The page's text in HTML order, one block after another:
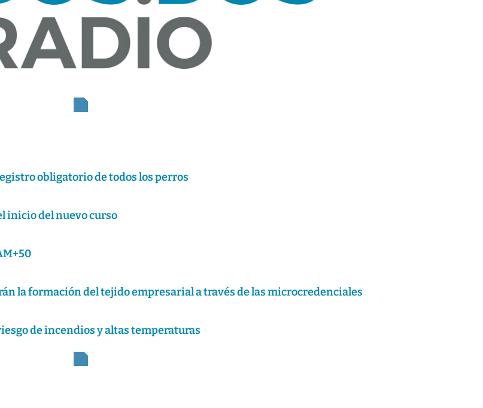
obligatorio de todos los perros
inicio del nuevo curso
la formación del tejido empresarial a través de las microcredenciales
de incendios y altas temperaturas